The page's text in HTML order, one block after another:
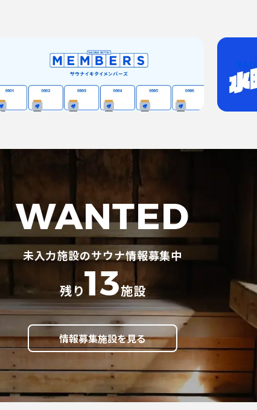
WANTED
未入力施設のサウナ情報募集中
残り13施設
情報募集施設を見る